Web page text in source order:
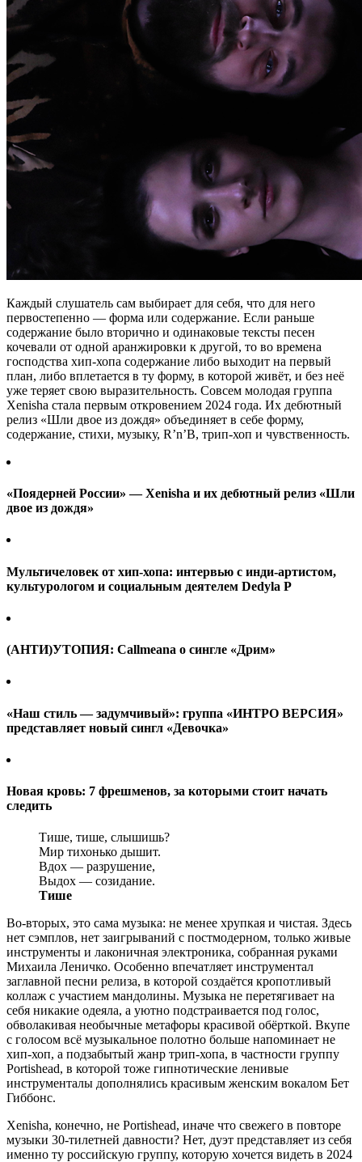
Каждый слушатель сам выбирает для себя, что для него
первостепенно — форма или содержание. Если раньше
содержание было вторично и одинаковые тексты песен
кочевали от одной аранжировки к другой, то во времена
господства хип-хопа содержание либо выходит на первый
план, либо вплетается в ту форму, в которой живёт, и без неё
уже теряет свою выразительность. Совсем молодая группа
Xenisha стала первым откровением 2024 года. Их дебютный
релиз «Шли двое из дождя» объединяет в себе форму,
содержание, стихи, музыку, R’n’B, трип-хоп и чувственность.
«Поядерней России» — Xenisha и их дебютный релиз «Шли
двое из дождя»
Мультичеловек от хип-хопа: интервью с инди-артистом,
культурологом и социальным деятелем Dedyla P
(АНТИ)УТОПИЯ: Callmeana o сингле «Дрим»
«Наш стиль — задумчивый»: группа «ИНТРО ВЕРСИЯ»
представляет новый сингл «Девочка»
Новая кровь: 7 фрешменов, за которыми стоит начать
следить
Тише, тише, слышишь?
Мир тихонько дышит.
Вдох — разрушение,
Выдох — созидание.
Тише
Во-вторых, это сама музыка: не менее хрупкая и чистая. Здесь
нет сэмплов, нет заигрываний с постмодерном, только живые
инструменты и лаконичная электроника, собранная руками
Михаила Леничко. Особенно впечатляет инструментал
заглавной песни релиза, в которой создаётся кропотливый
коллаж с участием мандолины. Музыка не перетягивает на
себя никакие одеяла, а уютно подстраивается под голос,
обволакивая необычные метафоры красивой обёрткой. Вкупе
с голосом всё музыкальное полотно больше напоминает не
хип-хоп, а подзабытый жанр трип-хопа, в частности группу
Portishead, в которой тоже гипнотические ленивые
инструменталы дополнялись красивым женским вокалом Бет
Гиббонс.
Xenisha, конечно, не Portishead, иначе что свежего в повторе
музыки 30-тилетней давности? Нет, дуэт представляет из себя
именно ту российскую группу, которую хочется видеть в 2024